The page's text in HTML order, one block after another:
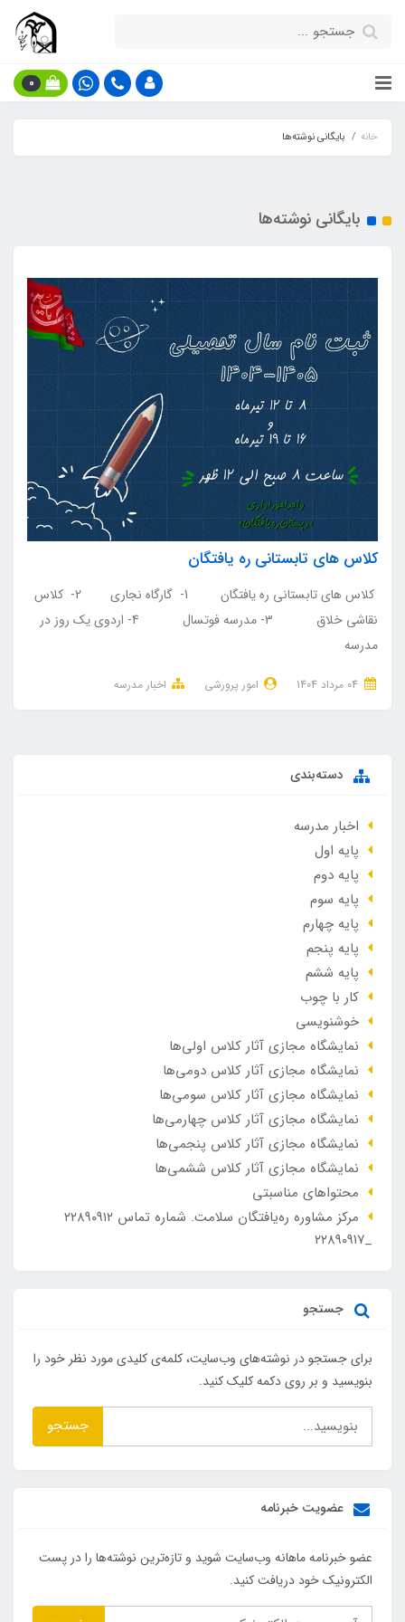
0
خانه بایگانی نوشته‌ها
بایگانی نوشته‌ها
کلاس های تابستانی ره یافتگان
کلاس های تابستانی ره یافتگان 1- گارگاه نجاری 2- کلاس
نقاشی خلاق 3- مدرسه فوتسال 4- اردوی یک روز در
مدرسه
امور پرورشی اخبار مدرسه
دسته‌بندی
اخبار مدرسه
پایه اول
پایه دوم
پایه سوم
پایه چهارم
پایه پنجم
پایه ششم
کار با چوب
خوشنویسی
نمایشگاه مجازی آثار کلاس اولی‌ها
نمایشگاه مجازی آثار کلاس دومی‌ها
نمایشگاه مجازی آثار کلاس سومی‌ها
نمایشگاه مجازی آثار کلاس چهارمی‌ها
نمایشگاه مجازی آثار کلاس پنجمی‌ها
نمایشگاه مجازی آثار کلاس ششمی‌ها
محتواهای مناسبتی
مرکز مشاوره ره‌یافتگان سلامت. شماره تماس ۲۲۸۹۰۹۱۲
_۲۲۸۹۰۹۱۷
جستجو
برای جستجو در نوشته‌های وب‌سایت، کلمه‌ی کلیدی مورد نظر خود را
بنویسید و بر روی دکمه کلیک کنید.
جستجو
عضویت خبرنامه
عضو خبرنامه ماهانه وب‌سایت شوید و تازه‌ترین نوشته‌ها را در پست
الکترونیک خود دریافت کنید.